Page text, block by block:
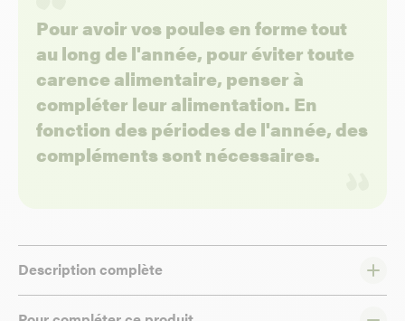
Pour avoir vos poules en forme tout
au long de l'année, pour éviter toute
carence alimentaire, penser à
compléter leur alimentation. En
fonction des périodes de l'année, des
compléments sont nécessaires.
Description complète